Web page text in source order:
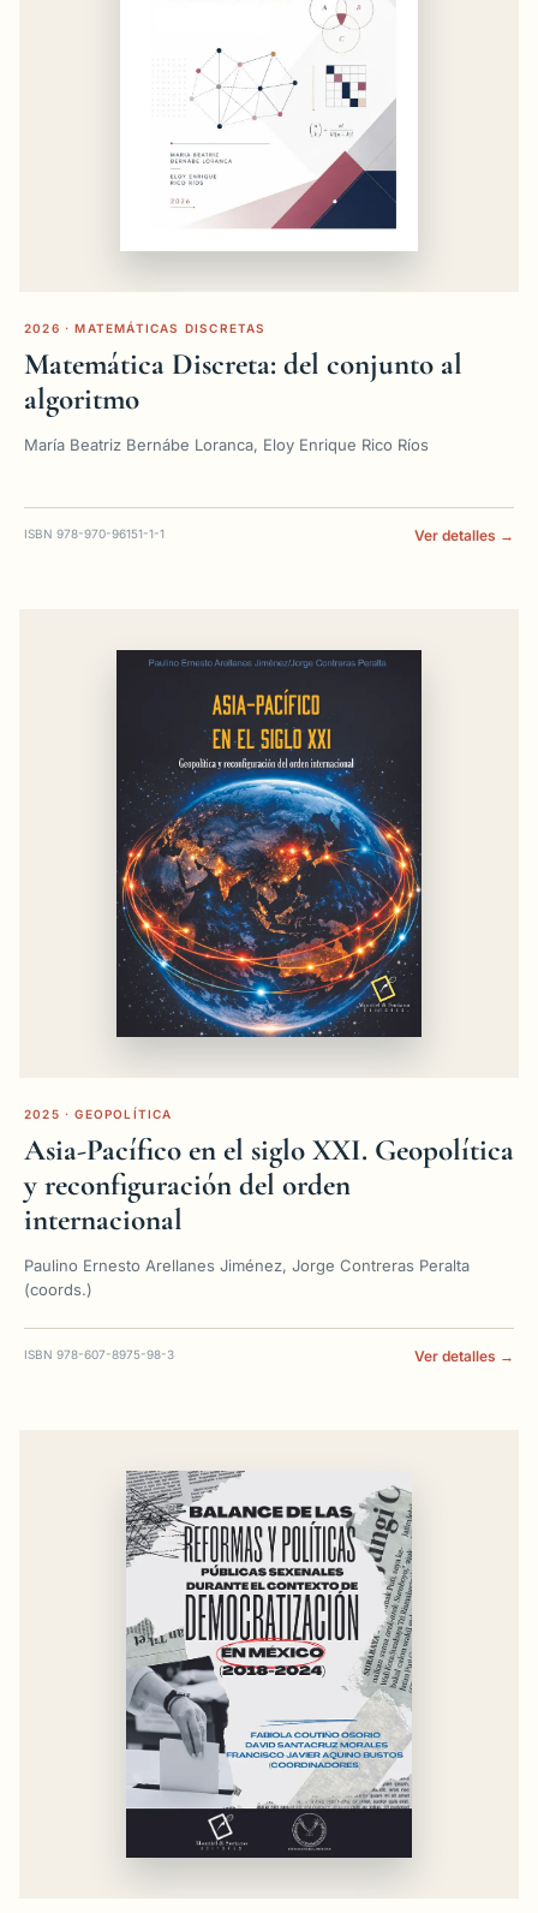
2026 · MATEMÁTICAS DISCRETAS
Matemática Discreta: del conjunto al
algoritmo
María Beatriz Bernábe Loranca, Eloy Enrique Rico Ríos
ISBN 978-970-96151-1-1 Ver detalles →
2025 · GEOPOLÍTICA
Asia-Pacífico en el siglo XXI. Geopolítica
y reconfiguración del orden
internacional
Paulino Ernesto Arellanes Jiménez, Jorge Contreras Peralta
(coords.)
ISBN 978-607-8975-98-3 Ver detalles →